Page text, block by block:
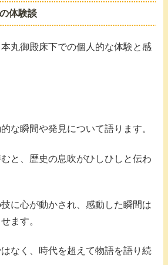
体験談
丸御殿床下での個人的な体験と感
な瞬間や発見について語ります。
と、歴史の息吹がひしひしと伝わ
に心が動かされ、感動した瞬間は
ます。
なく、時代を超えて物語を語り続